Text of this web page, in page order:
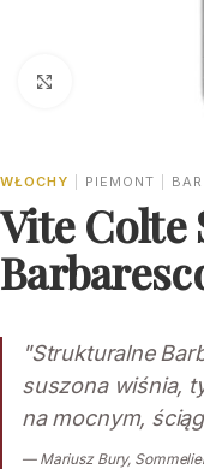
WŁOCHY PIEMONT
Vite Colte
"Strukturalne
suszona wiśnia,
na mocnym,
— Mariusz Bury,